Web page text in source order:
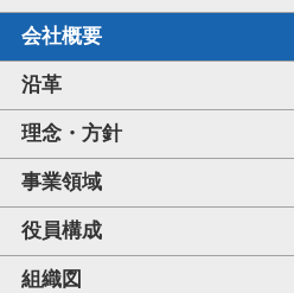
会社概要
沿革
理念・方針
事業領域
役員構成
組織図